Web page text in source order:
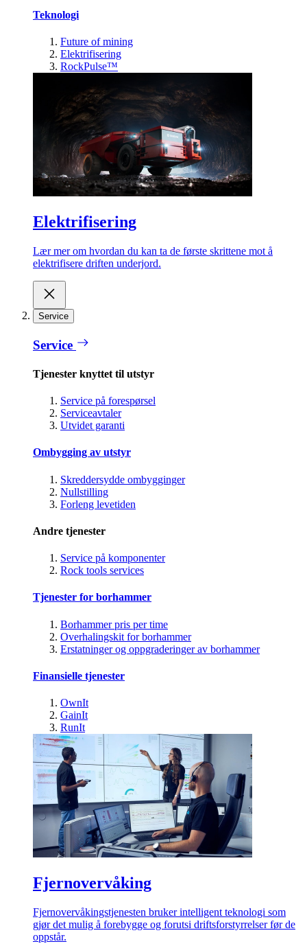
Teknologi
Future of mining
Elektrifisering
RockPulse™
Elektrifisering
Lær mer om hvordan du kan ta de første skrittene mot å
elektrifisere driften underjord.
Service
Service
Tjenester knyttet til utstyr
Service på forespørsel
Serviceavtaler
Utvidet garanti
Ombygging av utstyr
Skreddersydde ombygginger
Nullstilling
Forleng levetiden
Andre tjenester
Service på komponenter
Rock tools services
Tjenester for borhammer
Borhammer pris per time
Overhalingskit for borhammer
Erstatninger og oppgraderinger av borhammer
Finansielle tjenester
OwnIt
GainIt
RunIt
Fjernovervåking
Fjernovervåkingstjenesten bruker intelligent teknologi som
gjør det mulig å forebygge og forutsi driftsforstyrrelser før de
oppstår.